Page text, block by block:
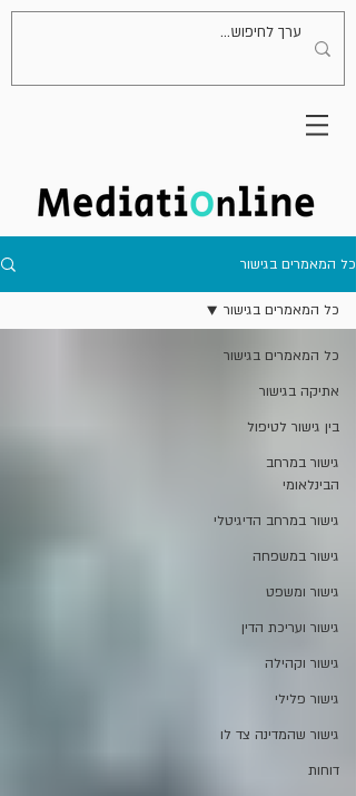
כל המאמרים בגישור
כל המאמרים בגישור
אתיקה בגישור
בין גישור לטיפול
גישור במרחב
הבינלאומי
גישור במרחב הדיגיטלי
גישור במשפחה
גישור ומשפט
גישור ועריכת הדין
גישור וקהילה
גישור פלילי
גישור שהמדינה צד לו
דוחות
כל המאמרים בגישור